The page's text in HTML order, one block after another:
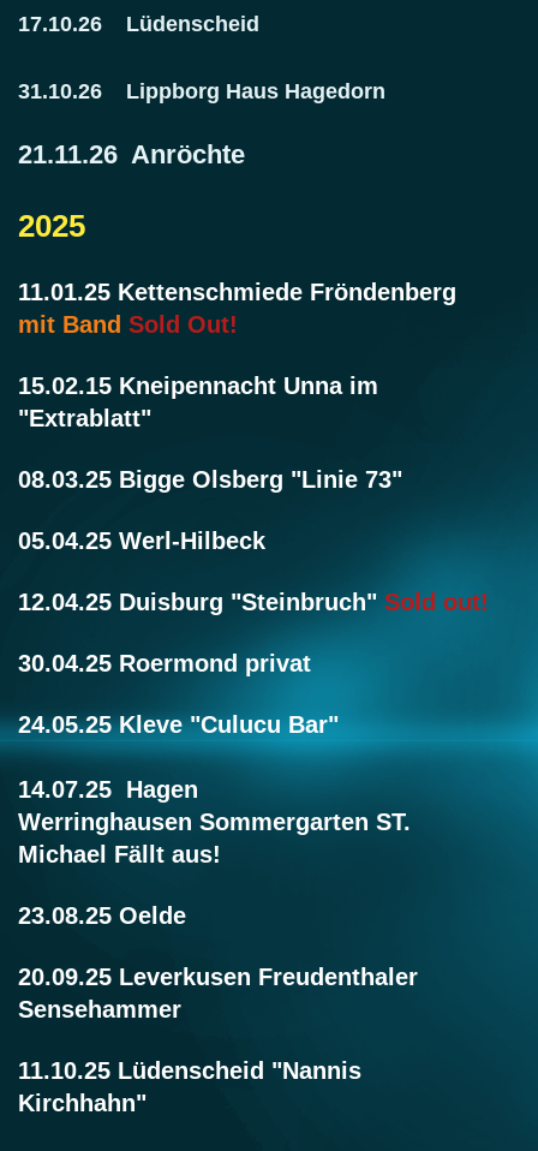
17.10.26 Lüdenscheid
31.10.26 Lippborg Haus Hagedorn
21.11.26 Anröchte
2025
11.01.25 Kettenschmiede Fröndenberg
mit Band Sold Out!
15.02.15 Kneipennacht Unna im
"Extrablatt"
08.03.25 Bigge Olsberg "Linie 73"
05.04.25 Werl-Hilbeck
12.04.25 Duisburg "Steinbruch" Sold out!
30.04.25 Roermond privat
24.05.25 Kleve "Culucu Bar"
14.07.25 Hagen
Werringhausen Sommergarten ST.
Michael Fällt aus!
23.08.25 Oelde
20.09.25 Leverkusen Freudenthaler
Sensehammer
11.10.25 Lüdenscheid "Nannis
Kirchhahn"